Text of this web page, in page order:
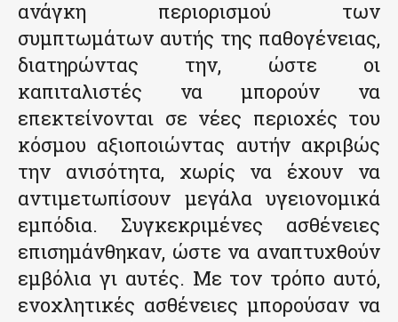
ανάγκη περιορισμού των
συμπτωμάτων αυτής της παθογένειας,
διατηρώντας την, ώστε οι
καπιταλιστές να μπορούν να
επεκτείνονται σε νέες περιοχές του
κόσμου αξιοποιώντας αυτήν ακριβώς
την ανισότητα, χωρίς να έχουν να
αντιμετωπίσουν μεγάλα υγειονομικά
εμπόδια. Συγκεκριμένες ασθένειες
επισημάνθηκαν, ώστε να αναπτυχθούν
εμβόλια γι αυτές. Με τον τρόπο αυτό,
ενοχλητικές ασθένειες μπορούσαν να